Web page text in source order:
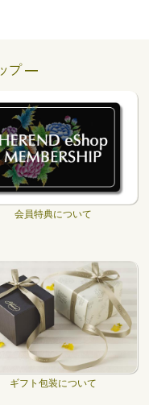
プ ―
会員特典について
ギフト包装について